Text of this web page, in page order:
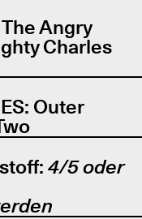
Angry
Charles
Outer
4/5 oder